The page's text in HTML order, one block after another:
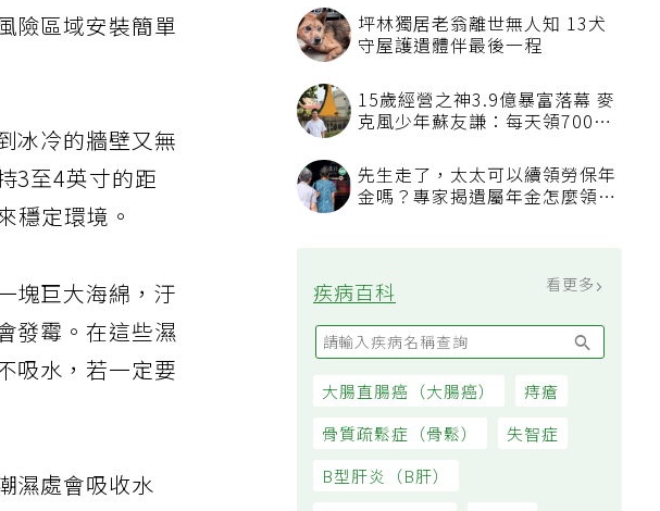
坪林獨居老翁離世無人知 13犬
守屋護遺體伴最後一程
15歲經營之神3.9億暴富落幕 麥
克風少年蘇友謙：每天領700元
過日子
先生走了，太太可以續領勞保年
疾病百科
險區域安裝簡單
冰冷的牆壁又無
3至4英寸的距
穩定環境。
塊巨大海綿，汙
發霉。在這些濕
吸水，若一定要
濕處會吸收水